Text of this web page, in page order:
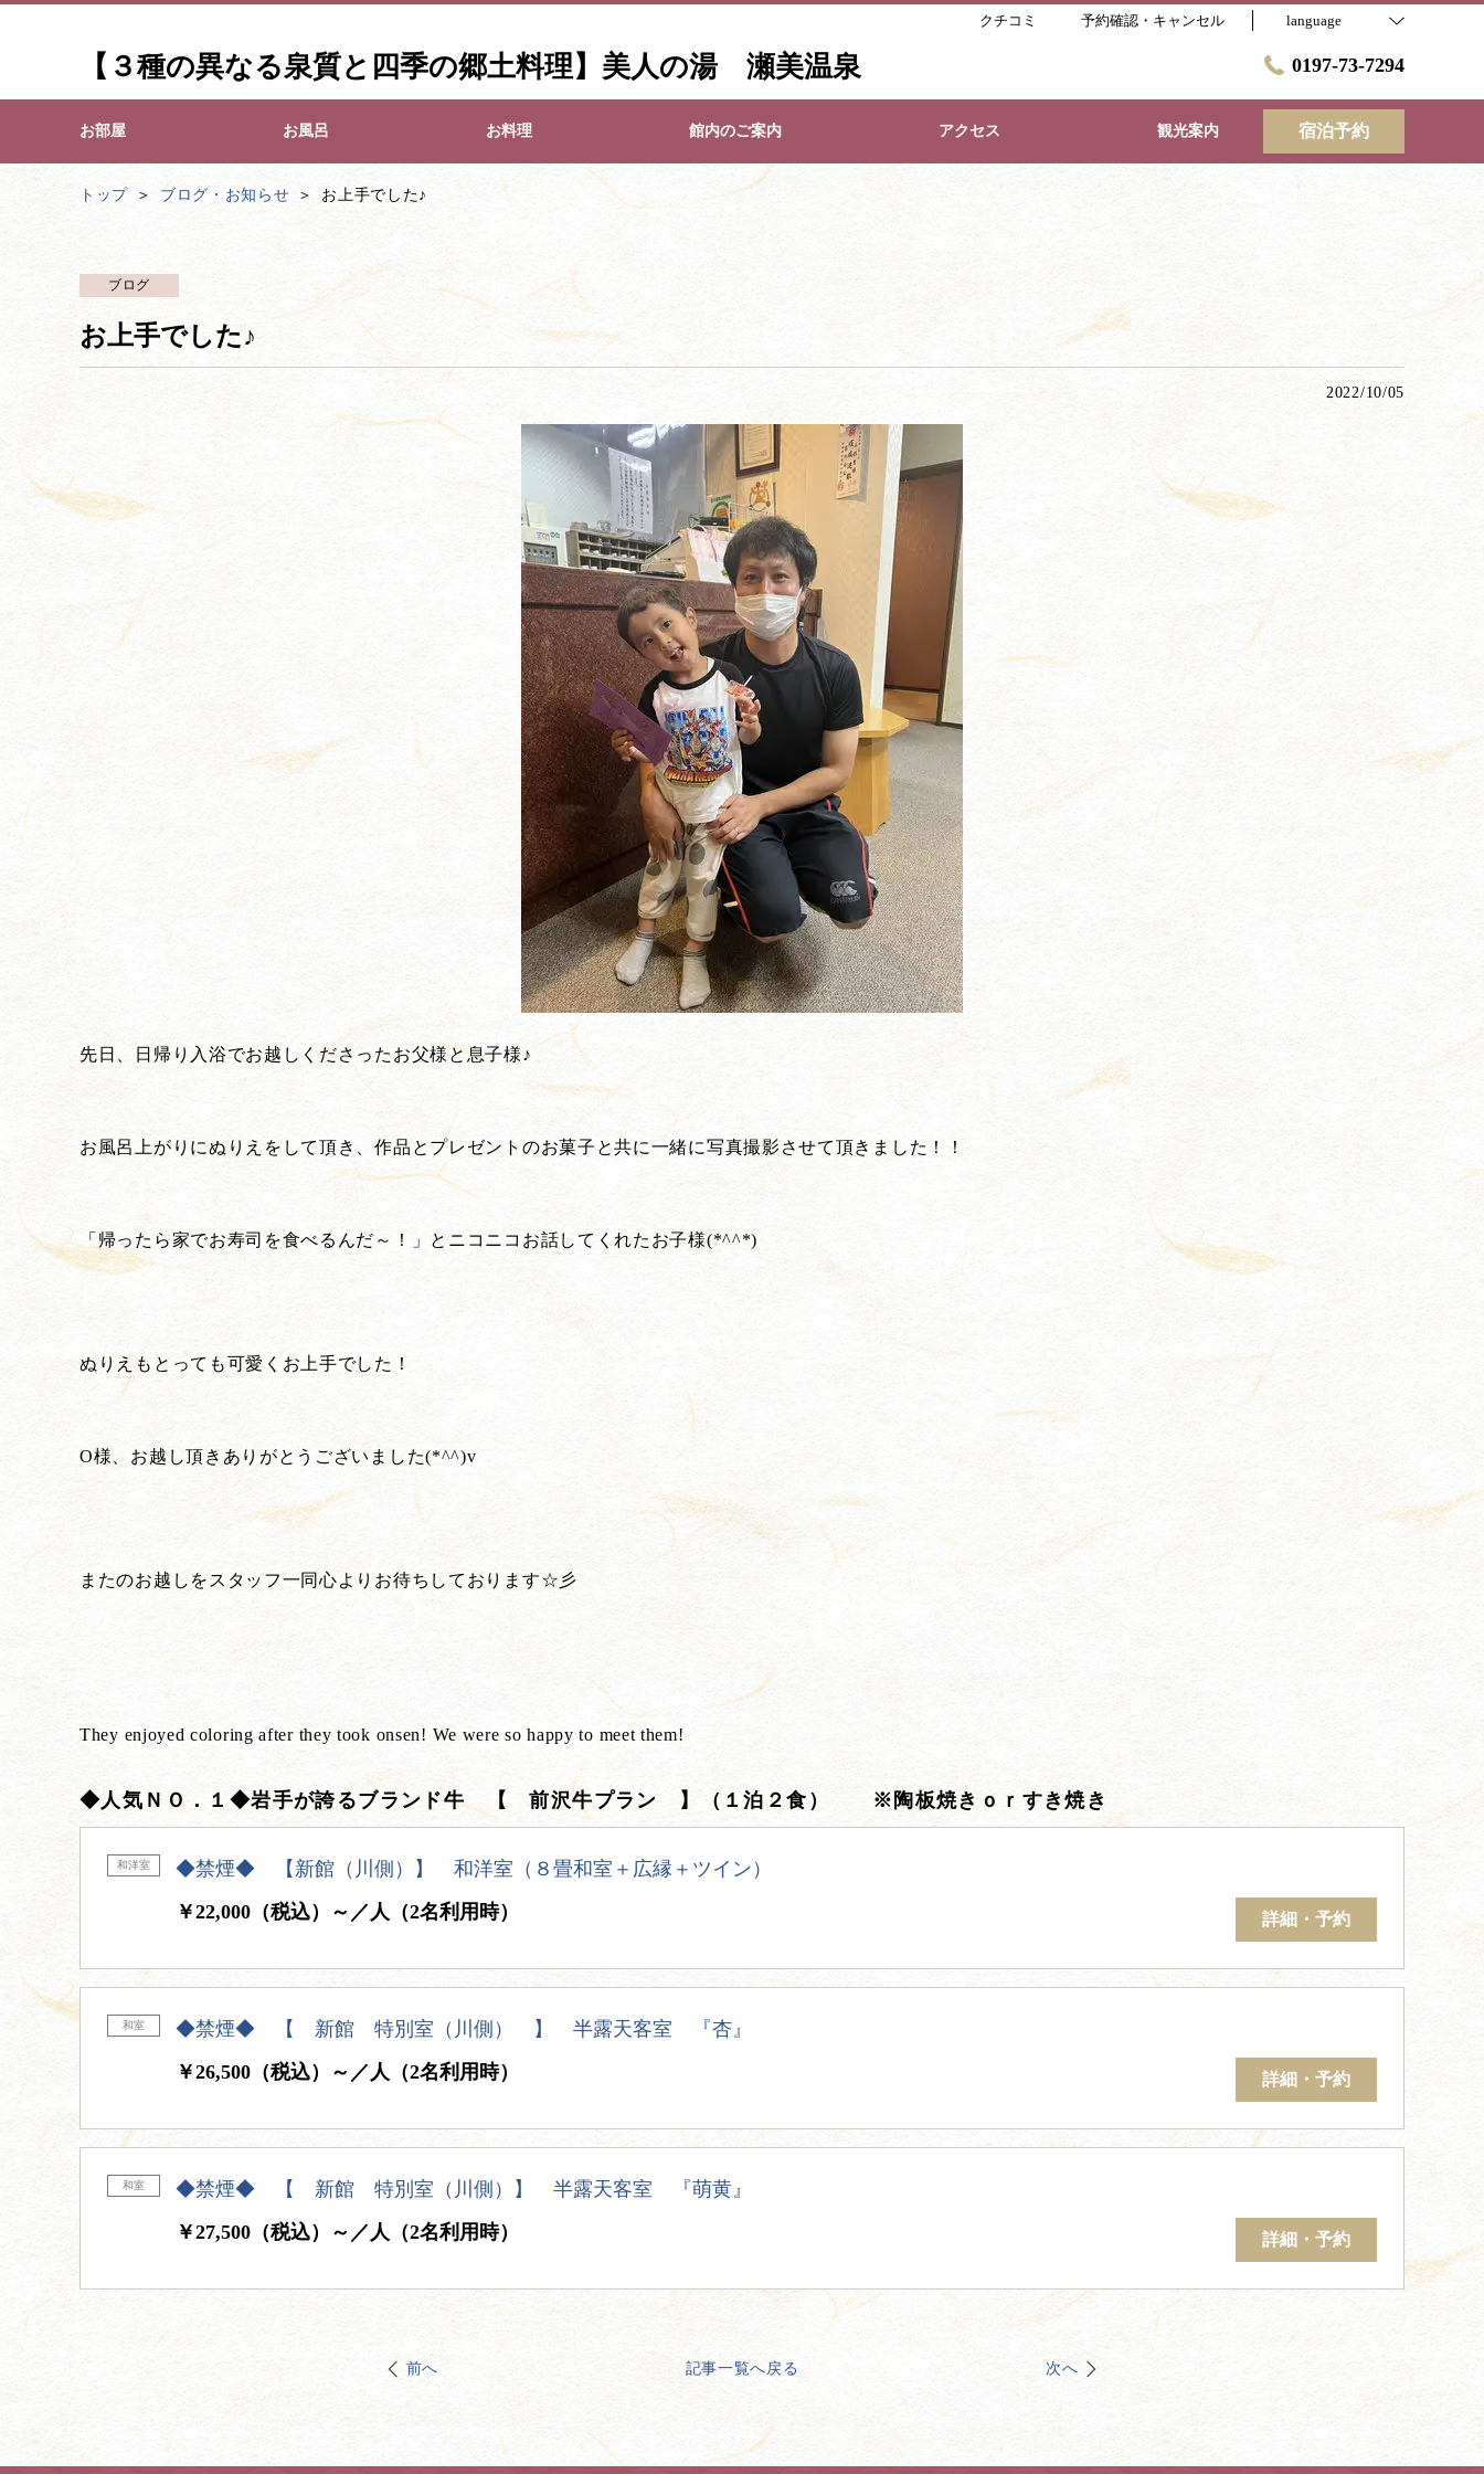
クチコミ 予約確認・キャンセル language
【３種の異なる泉質と四季の郷土料理】美人の湯 瀬美温泉 0197-73-7294
お部屋 お風呂 お料理 館内のご案内 アクセス 観光案内 宿泊予約
トップ ブログ・お知らせ お上手でした♪
ブログ
お上手でした♪
2022/10/05
先日、日帰り入浴でお越しくださったお父様と息子様♪
お風呂上がりにぬりえをして頂き、作品とプレゼントのお菓子と共に一緒に写真撮影させて頂きました！！
「帰ったら家でお寿司を食べるんだ～！」とニコニコお話してくれたお子様(*^^*)
ぬりえもとっても可愛くお上手でした！
O様、お越し頂きありがとうございました(*^^)v
またのお越しをスタッフ一同心よりお待ちしております☆彡
They enjoyed coloring after they took onsen! We were so happy to meet them!
◆人気ＮＯ．１◆岩手が誇るブランド牛 【 前沢牛プラン 】（１泊２食） ※陶板焼きｏｒすき焼き
和洋室
◆禁煙◆ 【新館（川側）】 和洋室（８畳和室＋広縁＋ツイン）
￥22,000（税込）～／人（2名利用時）
詳細・予約
和室
◆禁煙◆ 【 新館 特別室（川側） 】 半露天客室 『杏』
￥26,500（税込）～／人（2名利用時）
詳細・予約
和室
◆禁煙◆ 【 新館 特別室（川側）】 半露天客室 『萌黄』
￥27,500（税込）～／人（2名利用時）
詳細・予約
前へ 記事一覧へ戻る 次へ